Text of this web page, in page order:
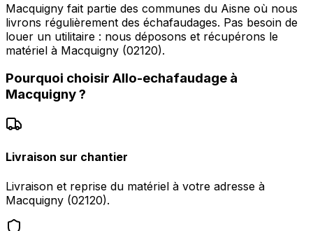
Macquigny fait partie des communes du Aisne où nous
livrons régulièrement des échafaudages. Pas besoin de
louer un utilitaire : nous déposons et récupérons le
matériel à Macquigny (02120).
Pourquoi choisir Allo-echafaudage à
Macquigny?
Livraison sur chantier
Livraison et reprise du matériel à votre adresse à
Macquigny (02120).